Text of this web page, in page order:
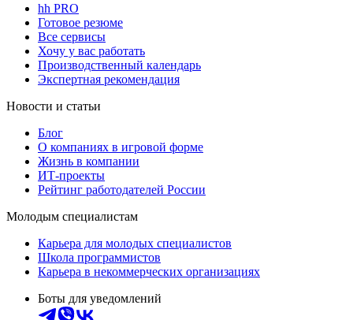
hh PRO
Готовое резюме
Все сервисы
Хочу у вас работать
Производственный календарь
Экспертная рекомендация
Новости и статьи
Блог
О компаниях в игровой форме
Жизнь в компании
ИТ-проекты
Рейтинг работодателей России
Молодым специалистам
Карьера для молодых специалистов
Школа программистов
Карьера в некоммерческих организациях
Боты для уведомлений